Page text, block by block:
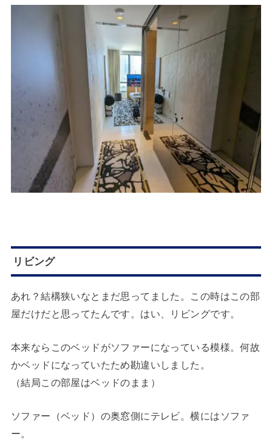
リビング
あれ？結構狭いなとまだ思ってました。この時はこの部
屋だけだと思ってたんです。はい、リビングです。
本来ならこのベッドがソファーになっている模様。何故
かベッドになっていたため勘違いしました。
（結局この部屋はベッドのまま）
ソファー（ベッド）の奥窓側にテレビ。横にはソファ
ー。